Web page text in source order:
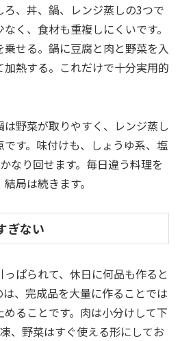
、丼、鍋、レンジ蒸しの3つで
く、食材も重複しにくいです。
乗せる。鍋に豆腐と肉と野菜を入
熱する。これだけで十分実用的
野菜が取りやすく、レンジ蒸し
す。味付けも、しょうゆ系、塩
なり回せます。毎日違う料理を
局は続きます。
ぎない
ぱられて、休日に何品も作ると
、完成品を大量に作ることでは
ることです。肉は小分けして下
、野菜はすぐ使える形にしてお